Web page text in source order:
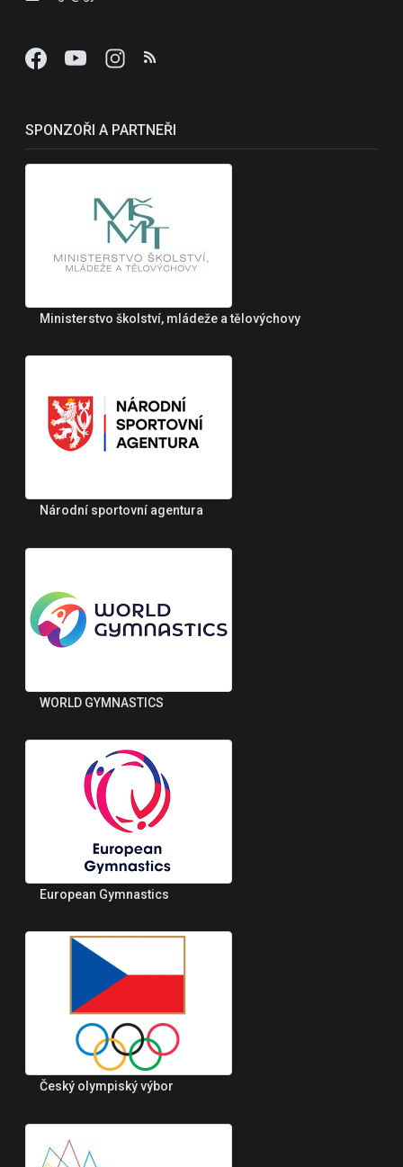
SPONZOŘI A PARTNEŘI
Ministerstvo školství, mládeže a tělovýchovy
Národní sportovní agentura
WORLD GYMNASTICS
European Gymnastics
Český olympiský výbor